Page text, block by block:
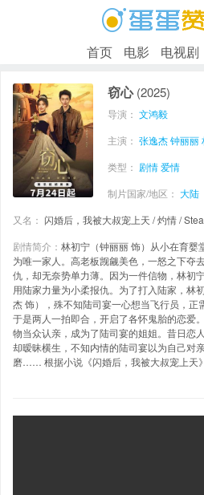
首页 电影 电视剧
窃心 (2025)
导演： 文鸿毅
主演： 张逸杰钟丽丽
类型： 剧情爱情
制片国家/地区： 大陆
又名： 闪婚后，我被大叔宠上天 / 灼情 /
剧情简介： 林初宁（钟丽丽 饰）从小在育婴
为唯一家人。高老板觊觎美色，一怒之下夺
仇，却无奈势单力薄。因为一件信物，林初
用陆家力量为小柔报仇。为了打入陆家，林
杰 饰），殊不知陆司宴一心想当飞行员，正
于是两人一拍即合，开启了各怀鬼胎的恋爱
物当众认亲，成为了陆司宴的姐姐。昔日恋
却暧昧横生，不知内情的陆司宴以为自己对
磨…… 根据小说《闪婚后，我被大叔宠上天》